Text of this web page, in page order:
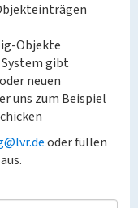
Objekte
gibt
neuen
uns zum Beispiel
oder füllen